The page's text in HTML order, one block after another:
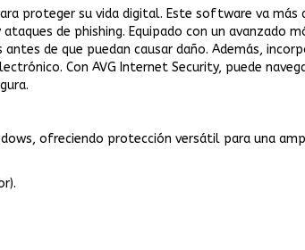
proteger su vida digital. Este software va
de phishing. Equipado con un avanzado
de que puedan causar daño. Además,
Con AVG Internet Security, puede
ofreciendo protección versátil para una